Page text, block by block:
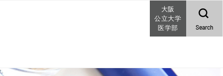
大阪
公立大学
医学部
Search